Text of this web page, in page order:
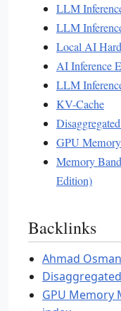
LLM
LLM
Local AI
AI Inference
LLM
KV-Cache
GPU
Memory
Edition)
Backlinks
Ahmad Osman
GPU Memory